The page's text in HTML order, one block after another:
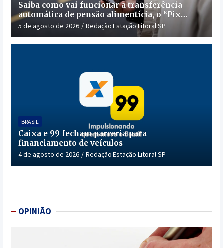
Saiba como vai funcionar a transferência
automática de pensão alimentícia, o “Pix
Pensão”
5 de agosto de 2026 Redação Estação Litoral SP
BRASIL
Caixa e 99 fecham parceria para
financiamento de veículos
4 de agosto de 2026 Redação Estação Litoral SP
OPINIÃO